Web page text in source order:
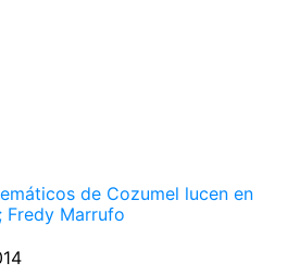
de Cozumel lucen en
Fredy Marrufo